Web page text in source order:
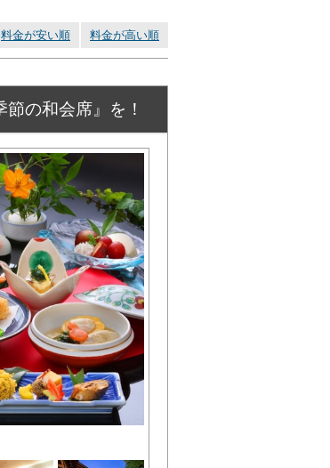
料金が安い順 料金が高い順
の和会席』を！